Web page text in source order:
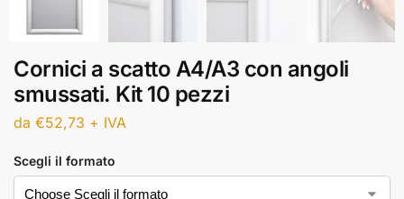
Cornici a scatto A4/A3 con angoli
smussati. Kit 10 pezzi
da €52,73 + IVA
Scegli il formato